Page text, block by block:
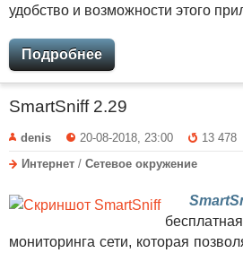
удобство и возможности этого
Подробнее
SmartSniff 2.29
denis 20-08-2018, 23:00
13 478
Интернет / Сетевое окружение
мониторинга сети, которая